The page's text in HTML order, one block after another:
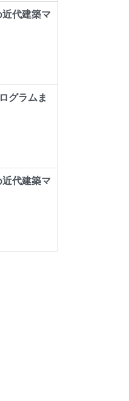
新潮新書）
代建築マ
グラムま
代建築マ